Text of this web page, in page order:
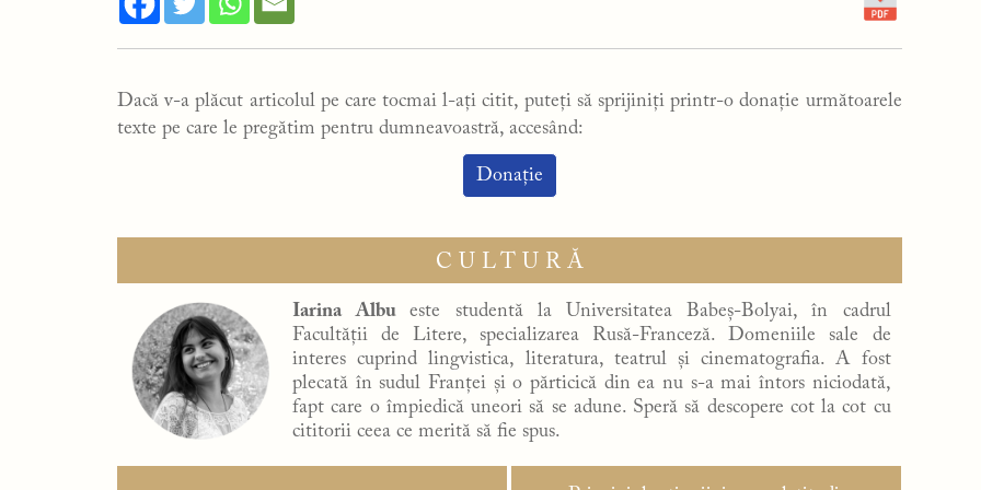
Dacă v-a plăcut articolul pe care tocmai l-ați citit, puteți să sprijiniți printr-o donație următoarele
texte pe care le pregătim pentru dumneavoastră, accesând:
Donație
CULTURĂ
Iarina Albueste studentă la Universitatea Babeș-Bolyai, în cadrul
Facultății de Litere, specializarea Rusă-Franceză. Domeniile sale de
interes cuprind lingvistica, literatura, teatrul și cinematografia. A fost
plecată în sudul Franței și o părticică din ea nu s-a mai întors niciodată,
fapt care o împiedică uneori să se adune. Speră să descopere cot la cot cu
cititorii ceea ce merită să fie spus.